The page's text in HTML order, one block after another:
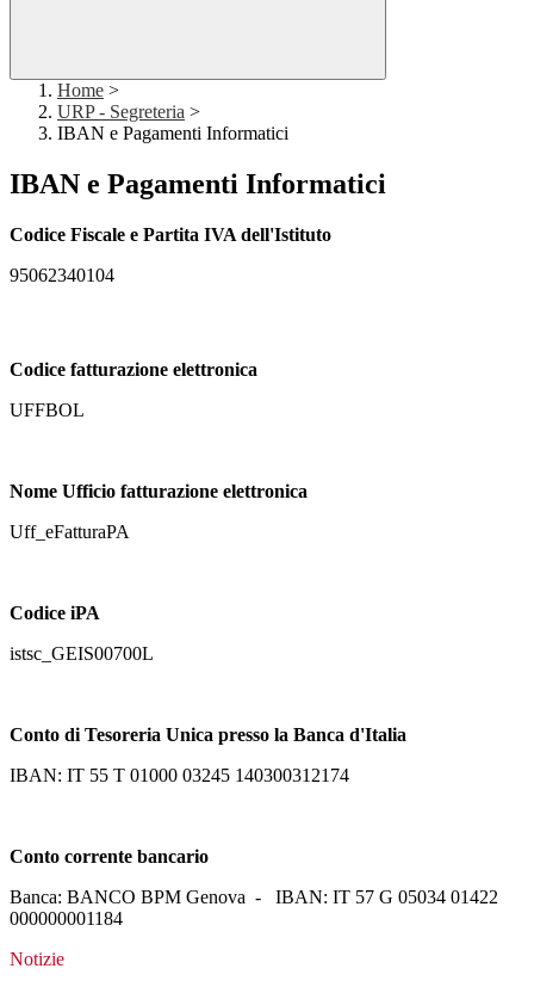
Home >
URP - Segreteria >
IBAN e Pagamenti Informatici
IBAN e Pagamenti Informatici
Codice Fiscale e Partita IVA dell'Istituto
95062340104
Codice fatturazione elettronica
UFFBOL
Nome Ufficio fatturazione elettronica
Uff_eFatturaPA
Codice iPA
istsc_GEIS00700L
Conto di Tesoreria Unica presso la Banca d'Italia
IBAN: IT 55 T 01000 03245 140300312174
Conto corrente bancario
Banca: BANCO BPM Genova - IBAN: IT 57 G 05034 01422
000000001184
Notizie